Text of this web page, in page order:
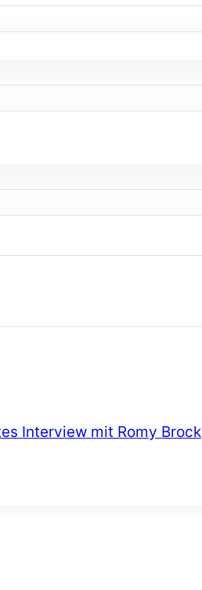
Interview mit Romy Brock